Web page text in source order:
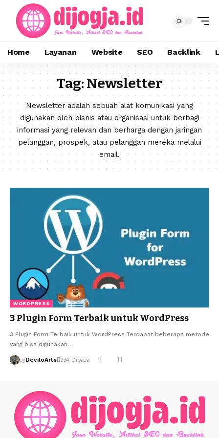
Home Layanan Website SEO Backlink
Tag:Newsletter
Newsletter adalah sebuah alat komunikasi yang
digunakan oleh bisnis atau organisasi untuk berbagi
informasi yang relevan dan berharga dengan jaringan
pelanggan, prospek, atau pelanggan mereka melalui
email.
WORDPRESS
3 Plugin Form Terbaik untuk WordPress
3 Plugin Form Terbaik untuk WordPress Terdapat beberapa metode
yang bisa digunakan…
byDeviloArts 334 Dibaca